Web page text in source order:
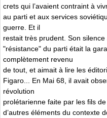
crets qui l’avaient contraint à
au parti et aux services
guerre. Et il
restait très prudent. Son
"résistance" du parti était la
complètement revenu
de tout, et aimait à lire les
Figaro... En Mai 68, il avait
révolution
prolétarienne faite par les fils
d’autres éléments du contexte